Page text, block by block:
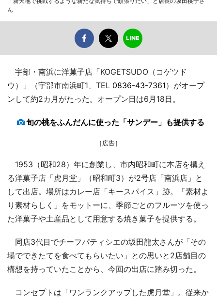
ん
宇部・南浜に洋菓子店「KOGETSUDO（コゲツド
ウ）」（宇部市南浜町1、TEL 0836-43-7361）がオープ
ンして約2カ月がたった。オープン日は6月18日。
旬の桃をふんだんに使った「サンデー」も提供する
［広告］
1953（昭和28）年に創業し、市内昭和町に本店を構え
る洋菓子店「虎月堂」（昭和町3）が2号店「南浜店」と
して出店。場所はカレー店「キースパイス」跡。「素材よ
り素材らしく」をモットーに、季節ごとのフルーツを使っ
た洋菓子や土産品として用意する焼き菓子を提供する。
同店3代目でチーフパティシエの坂田龍太さんが「その
場でできたてを食べてもらいたい」との思いと2店舗目の
構想を持っていたことから、今回の出店に踏み切った。
コンセプトは「ワンランクアップした虎月堂」。従来か